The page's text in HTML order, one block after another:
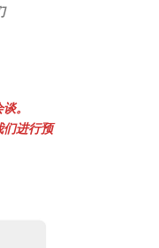
。
们进行预